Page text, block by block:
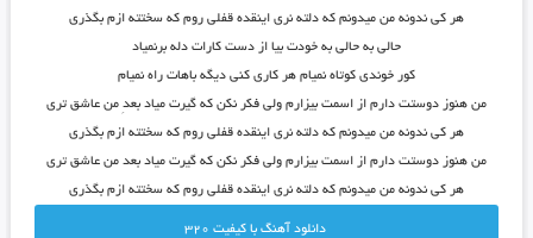
هر کی ندونه من میدونم که دلته نری اینقده قفلی روم که سختته ازم بگذری
حالی به حالی به خودت بیا از دست کارات دله برنمیاد
کور خوندی کوتاه نمیام هر کاری کنی دیگه باهات راه نمیام
من هنوز دوستت دارم از اسمت بیزارم ولی فکر نکن که گیرت میاد بعدِ من عاشق تری
هر کی ندونه من میدونم که دلته نری اینقده قفلی روم که سختته ازم بگذری
من هنوز دوستت دارم از اسمت بیزارم ولی فکر نکن که گیرت میاد بعد من عاشق تری
هر کی ندونه من میدونم که دلته نری اینقده قفلی روم که سختته ازم بگذری
دانلود آهنگ با کيفيت 320